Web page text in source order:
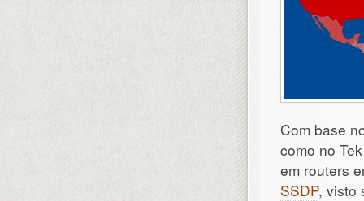
Com base
como no
em routers
SSDP, visto